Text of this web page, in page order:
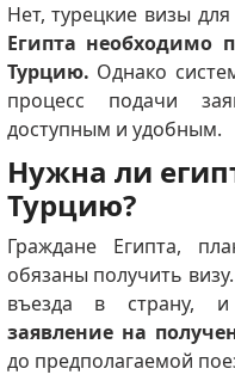
Нет, турецкие визы
Египта необходимо
Турцию. Однако
процесс подачи
доступным и удобным.
Нужна ли
Турцию?
Граждане Египта,
обязаны получить
въезда в страну,
заявление на
до предполагаемой